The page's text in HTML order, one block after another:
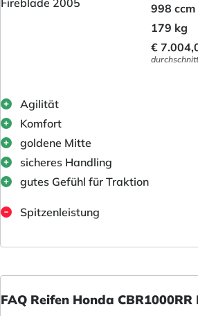
998 ccm
179 kg
€
Agilität
Komfort
goldene Mitte
sicheres Handling
gutes Gefühl für Traktion
Spitzenleistung
FAQ Reifen Honda